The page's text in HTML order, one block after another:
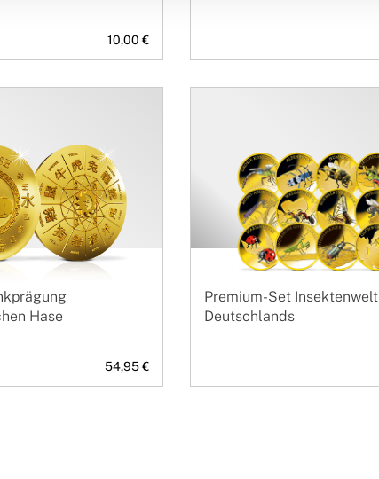
10,00 €
Hase
54,95 €
Premium-Set Insektenwelt
Deutschlands